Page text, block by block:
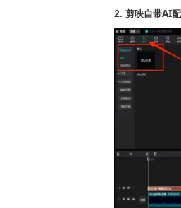
2. 剪映自带AI配